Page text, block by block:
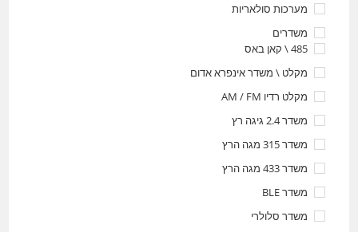
מערכות סולאריות
משדרים
485 \ קאן באס
מקלט \ משדר אינפרא אדום
מקלט רדיו AM / FM
משדר 2.4 גיגה רץ
משדר 315 מגה הרץ
משדר 433 מגה הרץ
משדר BLE
משדר סלולרי